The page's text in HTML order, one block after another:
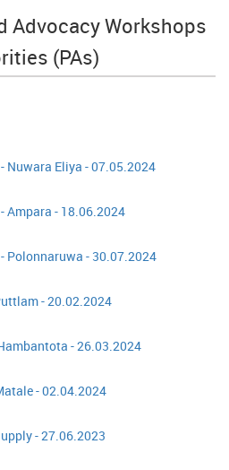
Advocacy Workshops
(PAs)
Nuwara Eliya - 07.05.2024
Ampara - 18.06.2024
Polonnaruwa - 30.07.2024
- 20.02.2024
- 26.03.2024
- 02.04.2024
- 27.06.2023